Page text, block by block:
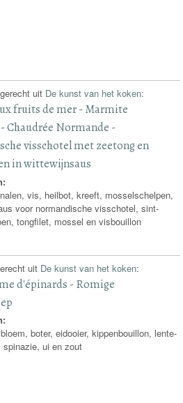
uit De kunst van het koken:
fruits de mer - Marmite
Chaudrée Normande -
visschotel met zeetong en
in wittewijnsaus
vis, heilbot, kreeft, mosselschelpen,
voor normandische visschotel, sint-
tongfilet, mossel en visbouillon
uit De kunst van het koken:
d'épinards - Romige
boter, eidooier, kippenbouillon, lente-
spinazie, ui en zout